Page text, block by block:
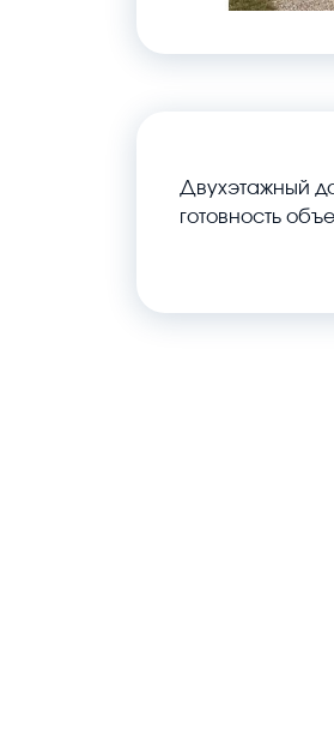
Двухэтажный
готовность